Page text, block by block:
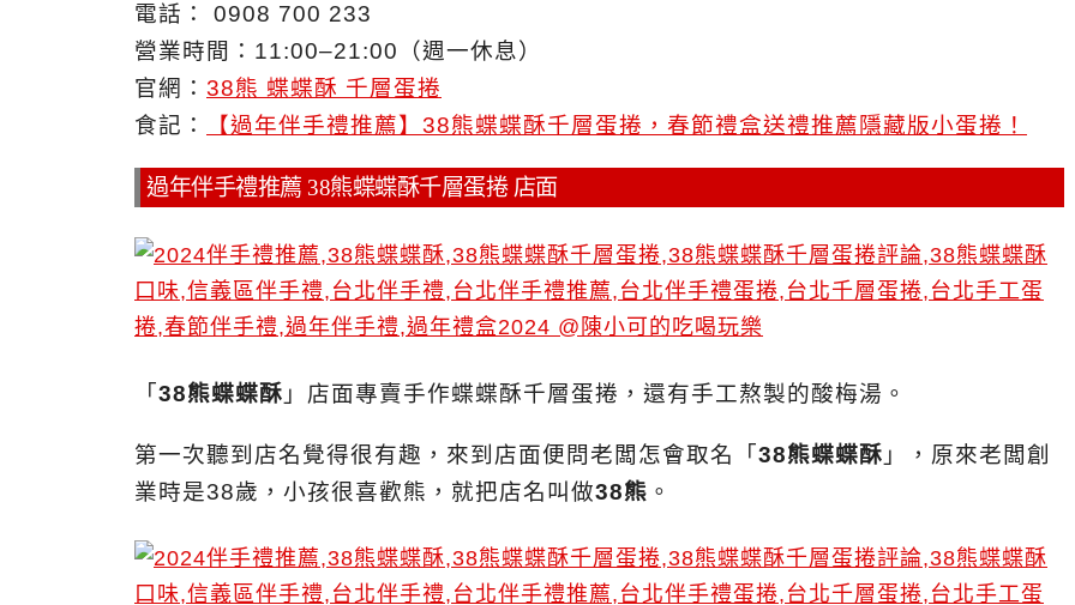
電話： 0908 700 233
營業時間：11:00–21:00（週一休息）
官網： 38熊 蝶蝶酥 千層蛋捲
食記：
【過年伴手禮推薦】38熊蝶蝶酥千層蛋捲，春節禮盒送禮推薦隱藏版小蛋捲！
過年伴手禮推薦 38熊蝶蝶酥千層蛋捲 店面
「 38熊蝶蝶酥 」店面專賣手作蝶蝶酥千層蛋捲，還有手工熬製的酸梅湯。
第一次聽到店名覺得很有趣，來到店面便問老闆怎會取名「 38熊蝶蝶酥 」，原來老闆創
業時是38歲，小孩很喜歡熊，就把店名叫做38熊 。